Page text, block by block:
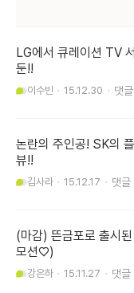
LG에서 큐레이션 TV
둔!!
이수빈 15.12.30
논란의 주인공! SK의
뷰!!
김사라 15.12.17
(마감) 뜬금포로 출시
모션♡)
강은하 15.11.27